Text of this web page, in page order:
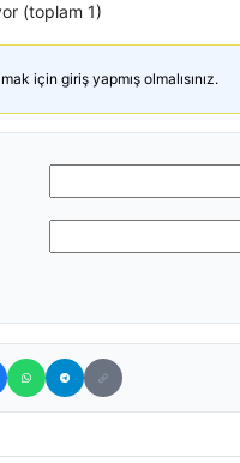
(toplam 1)
için giriş yapmış olmalısınız.